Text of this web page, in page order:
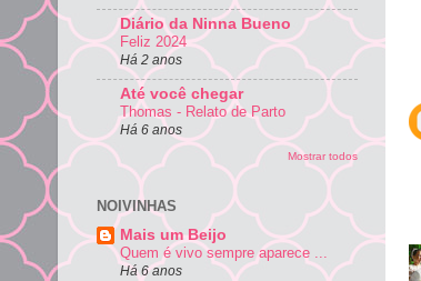
Diário da Ninna Bueno
Feliz 2024
Há 2 anos
Até você chegar
Thomas - Relato de Parto
Há 6 anos
Mostrar todos
NOIVINHAS
Mais um Beijo
Quem é vivo sempre aparece ...
Há 6 anos